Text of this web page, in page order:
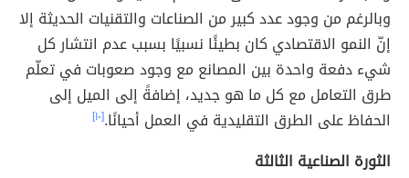
وبالرغم من وجود عدد كبير من الصناعات والتقنيات الحديثة إلا
إنّ النمو الاقتصادي كان بطيئًا نسبيًا بسبب عدم انتشار كل
شيء دفعة واحدة بين المصانع مع وجود صعوبات في تعلّم
طرق التعامل مع كل ما هو جديد، إضافةً إلى الميل إلى
الحفاظ على الطرق التقليدية في العمل أحيانًا.[١٠]
الثورة الصناعية الثالثة